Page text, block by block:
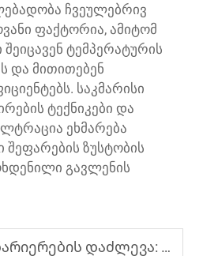
ჩვეულებრივ
ფაქტორია, ამიტომ
შეიცავენ ტემპერატურის
და მითითებენ
საკმარისი
ტექნიკები და
ეხმარება
ზუსტობის
გავლენის
კომუნიკაციებში სიმაღლეებზე მოქმედებადი АЦП-ების მომავალი